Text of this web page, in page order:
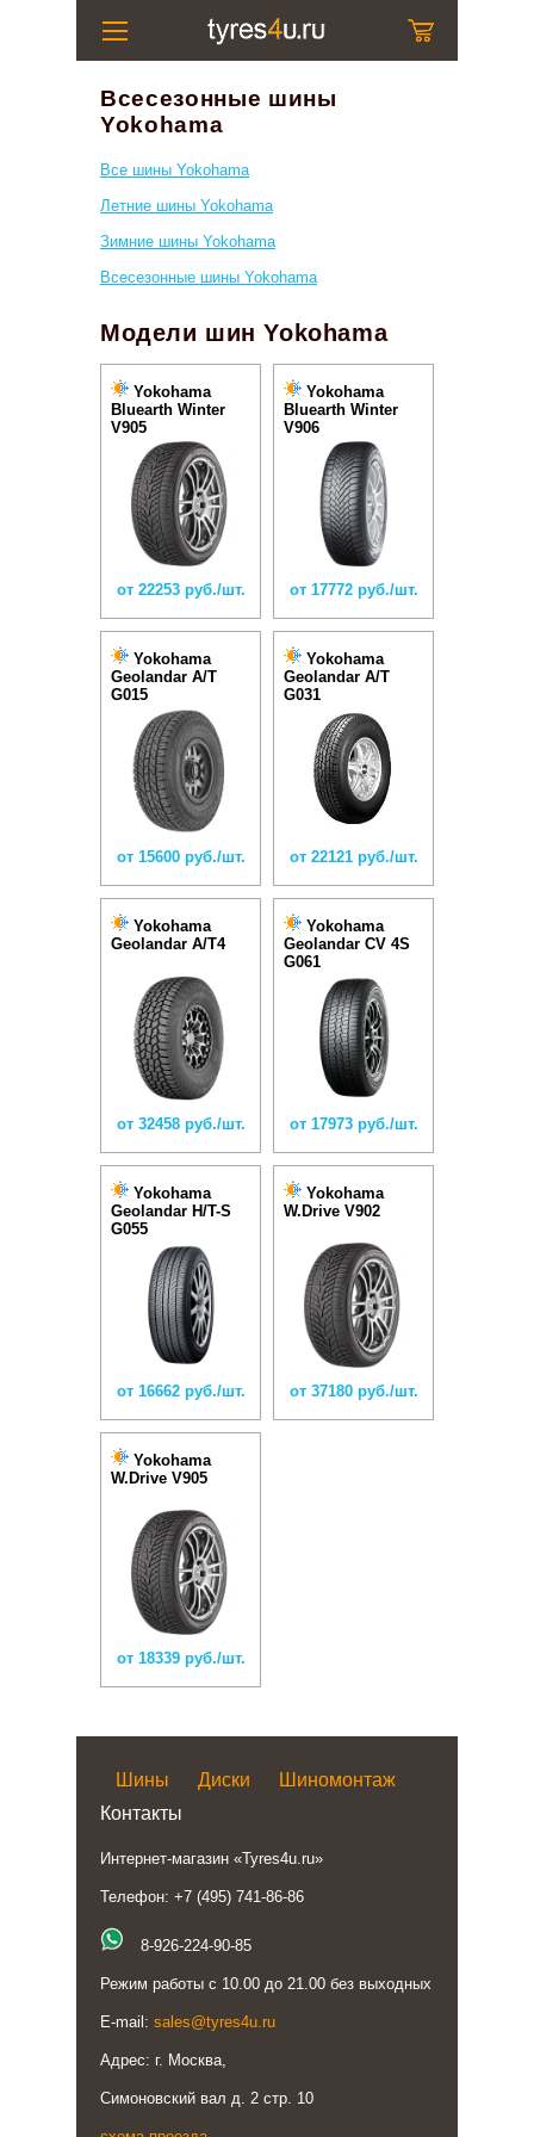
Всесезонные шины
Yokohama
Все шины Yokohama
Летние шины Yokohama
Зимние шины Yokohama
Всесезонные шины Yokohama
Модели шин Yokohama
Yokohama
Bluearth Winter
V905
от 22253 руб./шт.
Yokohama
Bluearth Winter
V906
от 17772 руб./шт.
Yokohama
Geolandar A/T
G015
от 15600 руб./шт.
Yokohama
Geolandar A/T
G031
от 22121 руб./шт.
Yokohama
Geolandar A/T4
от 32458 руб./шт.
Yokohama
Geolandar CV 4S
G061
от 17973 руб./шт.
Yokohama
Geolandar H/T-S
G055
от 16662 руб./шт.
Yokohama
W.Drive V902
от 37180 руб./шт.
Yokohama
W.Drive V905
от 18339 руб./шт.
Шины Диски
Шиномонтаж
Контакты
Интернет-магазин «Tyres4u.ru»
Телефон: +7 (495) 741-86-86
8-926-224-90-85
Режим работы с 10.00 до 21.00 без выходных
E-mail: sales@tyres4u.ru
Адрес: г. Москва,
Симоновский вал д. 2 стр. 10